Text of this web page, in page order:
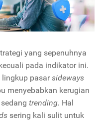
yang sepenuhnya
pada indikator ini.
pasarsideways
menyebabkan kerugian
trending. Hal
sering kali sulit untuk